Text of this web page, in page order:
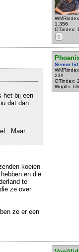
1.356
OTindex:
S
Senior lid
239
OTindex:
Wnplts:
het bij een
dat dan
koeien
en die
te
ze over
ze er een